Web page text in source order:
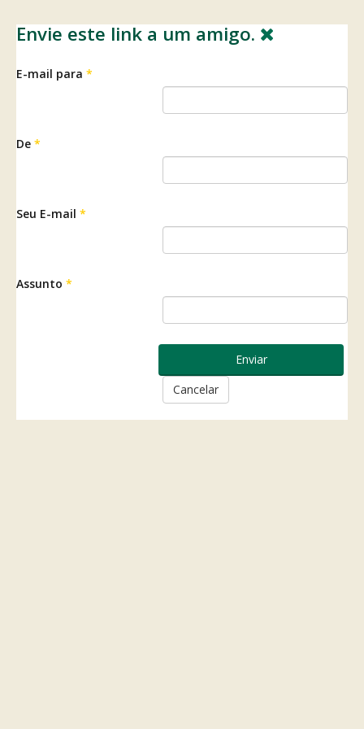
Envie este link a um amigo.
E-mail para *
De *
Seu E-mail *
Assunto *
Enviar
Cancelar